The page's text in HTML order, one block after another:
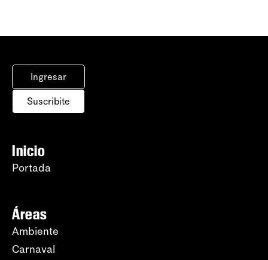
Ingresar
Suscribite
Inicio
Portada
Áreas
Ambiente
Carnaval